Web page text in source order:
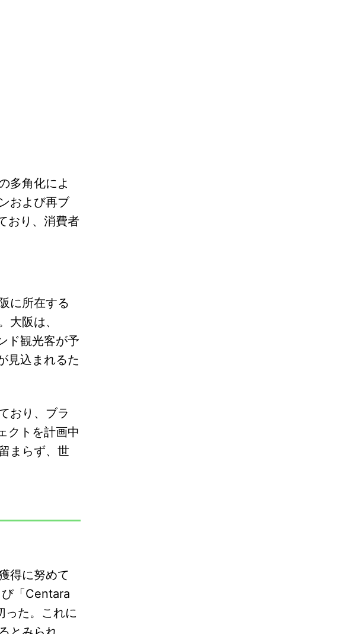
多角化によ
および再ブ
おり、消費者
に所在する
大阪は、
ド観光客が予
見込まれるた
おり、ブラ
クトを計画中
まらず、世
得に努めて
「Centara
った。これに